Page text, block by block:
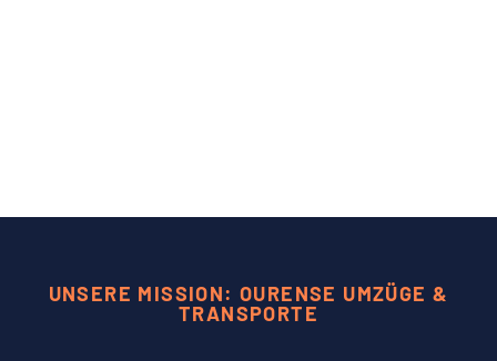
UNSERE MISSION: OURENSE UMZÜGE &
TRANSPORTE